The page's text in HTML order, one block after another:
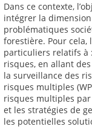
Dans ce contexte,
intégrer la
problématiques
forestière. Pour
particuliers relatifs à
risques, en allant
la surveillance des
risques multiples
risques multiples par
et les stratégies de
les potentielles